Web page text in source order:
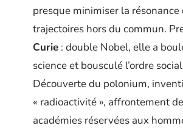
presque minimiser la résonance
trajectoires hors du commun.
Curie : double Nobel, elle a
science et bousculé l’ordre
Découverte du polonium,
« radioactivité », affrontement
académies réservées aux